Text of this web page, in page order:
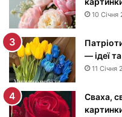
е
н
а
р
о
д
ж
е
10 Січня
— ідеї
11 Січня
Сваха,